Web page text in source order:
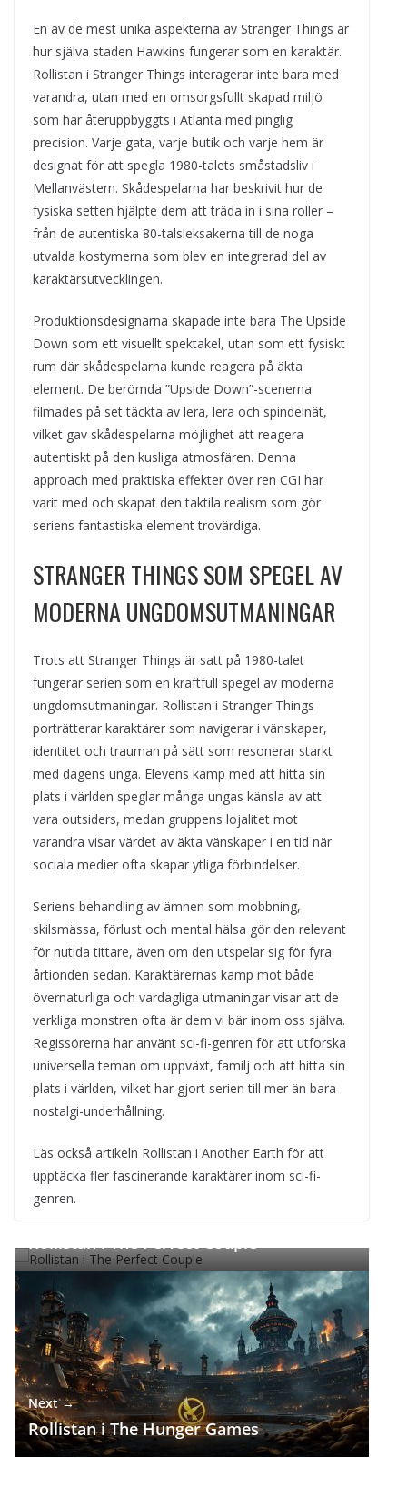
En av de mest unika aspekterna av Stranger Things är
hur själva staden Hawkins fungerar som en karaktär.
Rollistan i Stranger Things interagerar inte bara med
varandra, utan med en omsorgsfullt skapad miljö
som har återuppbyggts i Atlanta med pinglig
precision. Varje gata, varje butik och varje hem är
designat för att spegla 1980-talets småstadsliv i
Mellanvästern. Skådespelarna har beskrivit hur de
fysiska setten hjälpte dem att träda in i sina roller –
från de autentiska 80-talsleksakerna till de noga
utvalda kostymerna som blev en integrerad del av
karaktärsutvecklingen.
Produktionsdesignarna skapade inte bara The Upside
Down som ett visuellt spektakel, utan som ett fysiskt
rum där skådespelarna kunde reagera på äkta
element. De berömda ”Upside Down”-scenerna
filmades på set täckta av lera, lera och spindelnät,
vilket gav skådespelarna möjlighet att reagera
autentiskt på den kusliga atmosfären. Denna
approach med praktiska effekter över ren CGI har
varit med och skapat den taktila realism som gör
seriens fantastiska element trovärdiga.
STRANGER THINGS SOM SPEGEL AV
MODERNA UNGDOMSUTMANINGAR
Trots att Stranger Things är satt på 1980-talet
fungerar serien som en kraftfull spegel av moderna
ungdomsutmaningar. Rollistan i Stranger Things
porträtterar karaktärer som navigerar i vänskaper,
identitet och trauman på sätt som resonerar starkt
med dagens unga. Elevens kamp med att hitta sin
plats i världen speglar många ungas känsla av att
vara outsiders, medan gruppens lojalitet mot
varandra visar värdet av äkta vänskaper i en tid när
sociala medier ofta skapar ytliga förbindelser.
Seriens behandling av ämnen som mobbning,
skilsmässa, förlust och mental hälsa gör den relevant
för nutida tittare, även om den utspelar sig för fyra
årtionden sedan. Karaktärernas kamp mot både
övernaturliga och vardagliga utmaningar visar att de
verkliga monstren ofta är dem vi bär inom oss själva.
Regissörerna har använt sci-fi-genren för att utforska
universella teman om uppväxt, familj och att hitta sin
plats i världen, vilket har gjort serien till mer än bara
nostalgi-underhållning.
Läs också artikeln Rollistan i Another Earth för att
upptäcka fler fascinerande karaktärer inom sci-fi-
genren.
Rollistan i The Perfect Couple
Next →
Rollistan i The Hunger Games